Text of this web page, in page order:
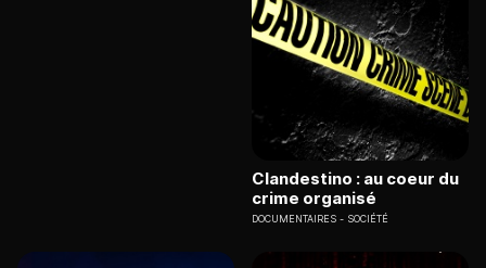
Clandestino : au coeur du
crime organisé
DOCUMENTAIRES SOCIÉTÉ